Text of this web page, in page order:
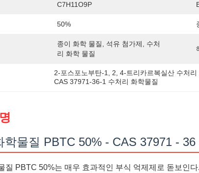
C7H11O9P
50%
종이 화학 물질, 석유 첨가제, 수처
리 화학 물질
2-포스포노부탄-1 2 , 4-트리카르복실산 수처리
CAS 37971-36-1 수처리 화학물질
학물질 PBTC 50% - CAS 37971 - 36
질 PBTC 50%는 매우 효과적인 부식 억제제로 돋보인